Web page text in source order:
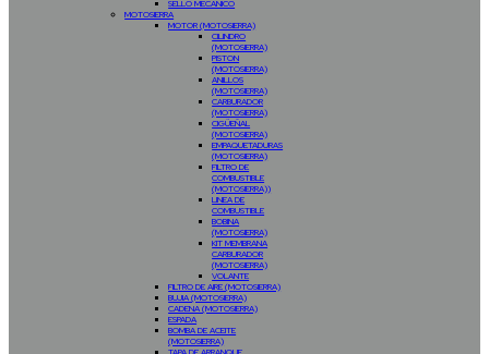
SELLO MECANICO
MOTOSIERRA
MOTOR (MOTOSIERRA)
CILINDRO
(MOTOSIERRA)
PISTON
(MOTOSIERRA)
ANILLOS
(MOTOSIERRA)
CARBURADOR
(MOTOSIERRA)
CIGÜEÑAL
(MOTOSIERRA)
EMPAQUETADURAS
(MOTOSIERRA)
FILTRO DE
COMBUSTIBLE
(MOTOSIERRA))
LINEA DE
COMBUSTIBLE
BOBINA
(MOTOSIERRA)
KIT MEMBRANA
CARBURADOR
(MOTOSIERRA)
VOLANTE
FILTRO DE AIRE (MOTOSIERRA)
BUJIA (MOTOSIERRA)
CADENA (MOTOSIERRA)
ESPADA
BOMBA DE ACEITE
(MOTOSIERRA)